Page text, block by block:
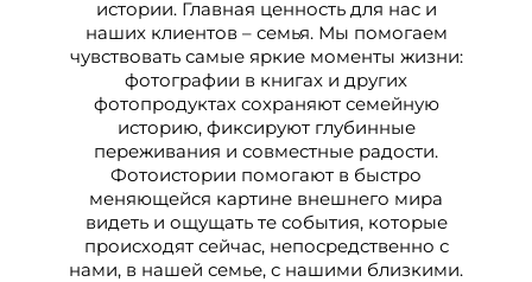
истории. Главная ценность для нас и
наших клиентов – семья. Мы помогаем
чувствовать самые яркие моменты жизни:
фотографии в книгах и других
фотопродуктах сохраняют семейную
историю, фиксируют глубинные
переживания и совместные радости.
Фотоистории помогают в быстро
меняющейся картине внешнего мира
видеть и ощущать те события, которые
происходят сейчас, непосредственно с
нами, в нашей семье, с нашими близкими.